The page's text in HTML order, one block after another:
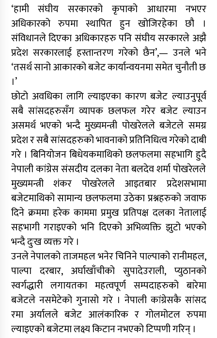
‘हामी संघीय सरकारको कृपाको आधारमा नभएर
अधिकारको रुपमा स्थापित हुन खोजिरहेका छौ ।
संविधानले दिएका अधिकारहरु पनि संघीय सरकारले अझै
प्रदेश सरकारलाई हस्तान्तरण गरेको छैन’,— उनले भने
‘तसर्थ सानो आकारको बजेट कार्यान्वयनमा समेत चुनौती छ
।’
छोटो अवधिका लागि ल्याइएका कारण बजेट ल्याउनुपूर्व
सबै सांसदहरुसँग व्यापक छलफल गरेर बजेट ल्याउन
असमर्थ भएको भन्दै मुख्यमन्त्री पोखरेलले बजेटले समग्र
प्रदेश र सबै सांसदहरुको भावनाको प्रतिनिधित्व गरेको दाबी
गरे । बिनियोजन बिधेयकमाथिको छलफलमा सहभागि हुदै
नेपाली कांग्रेस संसदीय दलका नेता बलदेव शर्मा पोखरेलले
मुख्यमन्त्री शंकर पोखरेलले आइतबार प्रदेशसभामा
बजेटमाथिको सामान्य छलफलमा उठेका प्रश्नहरुको जवाफ
दिने क्रममा हरेक काममा प्रमुख प्रतिपक्ष दलका नेतालाई
सहभागी गराइएको भनि दिएको अभिव्यक्ति झुटो भएको
भन्दै दुःख व्यक्त गरे ।
उनले नेपालको ताजमहल भनेर चिनिने पाल्पाको रानीमहल,
पाल्पा दरबार, अर्घाखाँचीको सुपादेउराली, प्युठानको
स्वर्गद्धारी लगायतका महत्वपूर्ण सम्पदाहरुको बारेमा
बजेटले नसमेटेको गुनासो गरे । नेपाली कांग्रेसकै सांसद
रमा अर्यालले बजेट आलंकारिक र गोलमोटल रुपमा
ल्याइएको बजेटमा लक्ष्य किटान नभएको टिप्पणी गरिन् ।